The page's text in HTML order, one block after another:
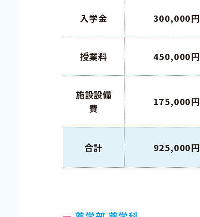
入学金 300,000円
授業料 450,000円
施設設備
費
175,000円
合計 925,000円